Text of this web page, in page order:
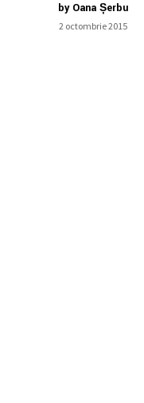
by Oana Șerbu
2 octombrie 2015